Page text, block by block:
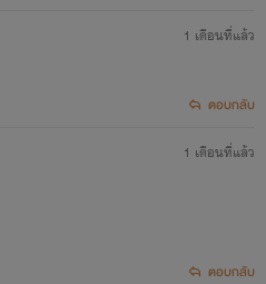
1 เดือนที่แล้ว
ตอบกลับ
1 เดือนที่แล้ว
ตอบกลับ